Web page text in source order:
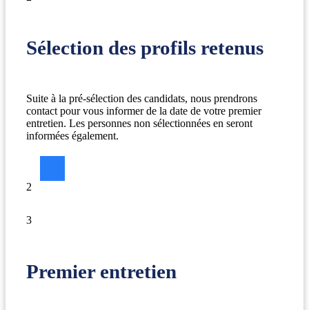
Sélection des profils retenus
Suite à la pré-sélection des candidats, nous prendrons
contact pour vous informer de la date de votre premier
entretien. Les personnes non sélectionnées en seront
informées également.
2
3
Premier entretien